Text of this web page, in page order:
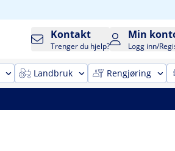
Kontakt
Trenger du hjelp?
Min
Logg inn/
Landbruk Rengjøring